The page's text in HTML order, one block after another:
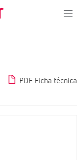
PDF Ficha técnica